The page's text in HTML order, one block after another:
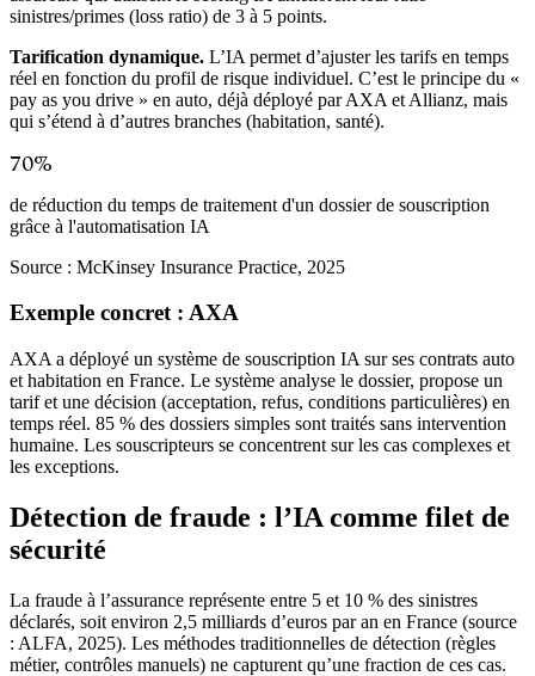
sinistres/primes (loss ratio) de 3 à 5 points.
Tarification dynamique. L’IA permet d’ajuster les tarifs en temps
réel en fonction du profil de risque individuel. C’est le principe du «
pay as you drive » en auto, déjà déployé par AXA et Allianz, mais
qui s’étend à d’autres branches (habitation, santé).
70%
de réduction du temps de traitement d'un dossier de souscription
grâce à l'automatisation IA
Source : McKinsey Insurance Practice, 2025
Exemple concret : AXA
AXA a déployé un système de souscription IA sur ses contrats auto
et habitation en France. Le système analyse le dossier, propose un
tarif et une décision (acceptation, refus, conditions particulières) en
temps réel. 85 % des dossiers simples sont traités sans intervention
humaine. Les souscripteurs se concentrent sur les cas complexes et
les exceptions.
Détection de fraude : l’IA comme filet de
sécurité
La fraude à l’assurance représente entre 5 et 10 % des sinistres
déclarés, soit environ 2,5 milliards d’euros par an en France (source
: ALFA, 2025). Les méthodes traditionnelles de détection (règles
métier, contrôles manuels) ne capturent qu’une fraction de ces cas.